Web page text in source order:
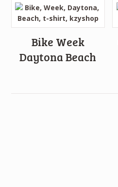
Bike Week
Daytona Beach